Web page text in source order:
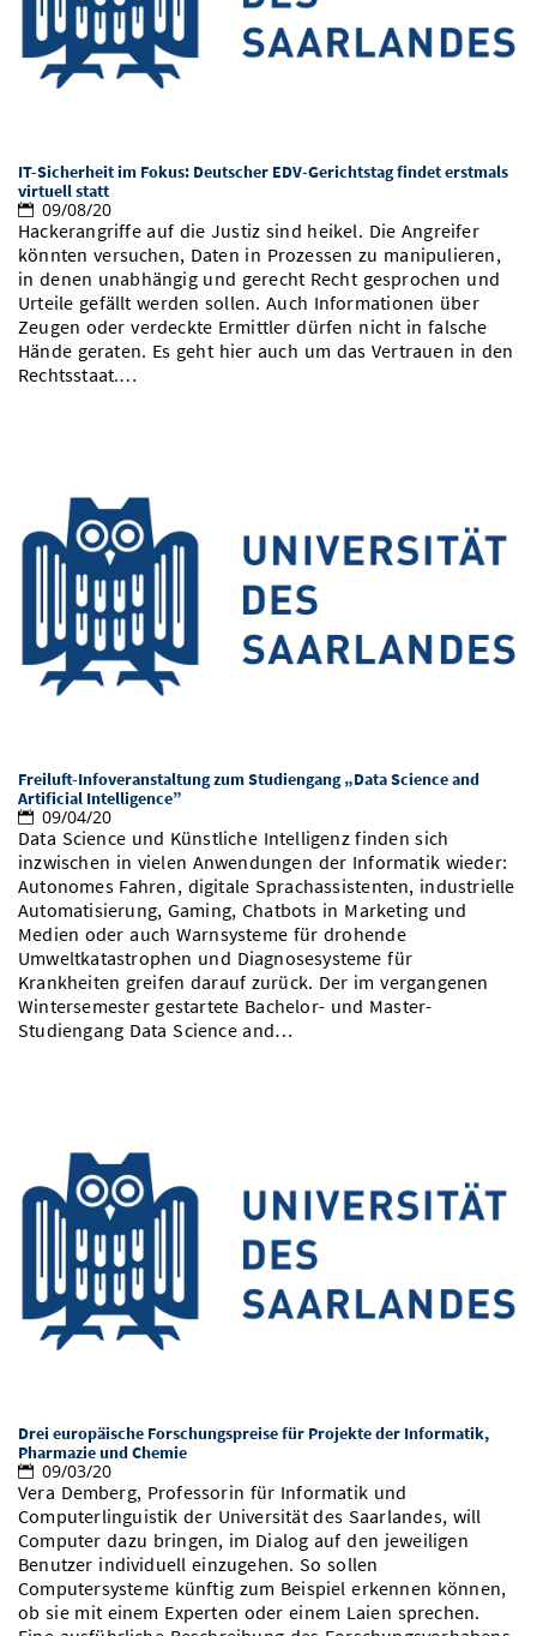
IT-Sicherheit im Fokus: Deutscher EDV-Gerichtstag findet erstmals
virtuell statt
09/08/20
Hackerangriffe auf die Justiz sind heikel. Die Angreifer
könnten versuchen, Daten in Prozessen zu manipulieren,
in denen unabhängig und gerecht Recht gesprochen und
Urteile gefällt werden sollen. Auch Informationen über
Zeugen oder verdeckte Ermittler dürfen nicht in falsche
Hände geraten. Es geht hier auch um das Vertrauen in den
Rechtsstaat.…
Freiluft-Infoveranstaltung zum Studiengang „Data Science and
Artificial Intelligence”
09/04/20
Data Science und Künstliche Intelligenz finden sich
inzwischen in vielen Anwendungen der Informatik wieder:
Autonomes Fahren, digitale Sprachassistenten, industrielle
Automatisierung, Gaming, Chatbots in Marketing und
Medien oder auch Warnsysteme für drohende
Umweltkatastrophen und Diagnosesysteme für
Krankheiten greifen darauf zurück. Der im vergangenen
Wintersemester gestartete Bachelor- und Master-
Studiengang Data Science and…
Drei europäische Forschungspreise für Projekte der Informatik,
Pharmazie und Chemie
09/03/20
Vera Demberg, Professorin für Informatik und
Computerlinguistik der Universität des Saarlandes, will
Computer dazu bringen, im Dialog auf den jeweiligen
Benutzer individuell einzugehen. So sollen
Computersysteme künftig zum Beispiel erkennen können,
ob sie mit einem Experten oder einem Laien sprechen.